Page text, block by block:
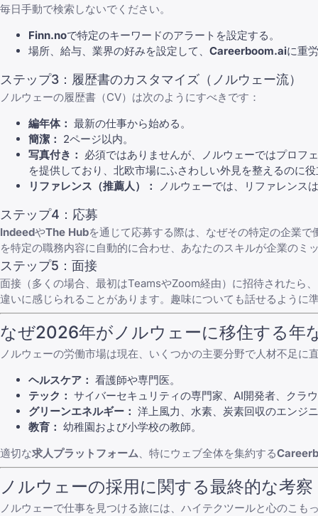
毎日手動で検索しないでください。
Finn.noで特定のキーワードのアラートを設定する。
場所、給与、業界の好みを設定して、 Careerboom.aiに重
ステップ3：履歴書のカスタマイズ（ノルウェー流）
ノルウェーの履歴書（CV） は次のようにすべきです：
編年体： 最新の仕事から始める。
簡潔： 2ページ以内。
写真付き： 必須ではありませんが、ノルウェーではプロフ
を提供しており、北欧市場にふさわしい外見を整えるのに
リファレンス（推薦人）：
ノルウェーでは、リファレンス
ステップ4：応募
IndeedやThe Hubを通じて応募する際は、 なぜその特定の企業で
を特定の職務内容に自動的に合わせ、あなたのスキルが企業の
ステップ5：面接
面接 （多くの場合、最初はTeamsやZoom経由）に招待されたら、
違いに感じられることがあります。趣味についても話せるよう
なぜ2026年がノルウェーに移住する年
ノルウェーの労働市場は現在、いくつかの主要分野で人材不足に
ヘルスケア： 看護師や専門医。
テック： サイバーセキュリティの専門家、AI開発者、クラ
グリーンエネルギー： 洋上風力、水素、炭素回収のエンジ
教育： 幼稚園および小学校の教師。
適切な求人プラットフォーム、特にウェブ全体を集約する
ノルウェーの採用に関する最終的な考察
ノルウェーで仕事を見つける旅には、ハイテクツールと心のこ